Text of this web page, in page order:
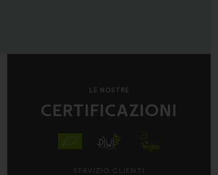
LE NOSTRE
CERTIFICAZIONI
SERVIZIO CLIENTI